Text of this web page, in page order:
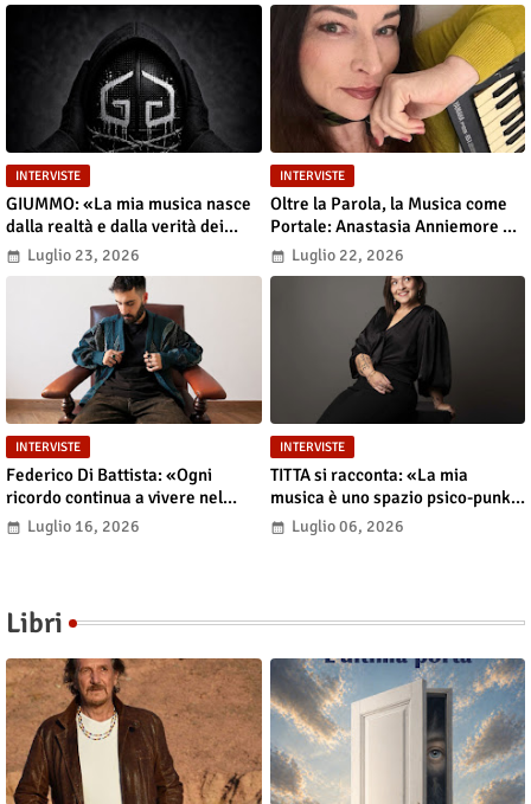
INTERVISTE
GIUMMO: «La mia musica nasce
dalla realtà e dalla verità dei
contenuti»
Luglio 23, 2026
INTERVISTE
Oltre la Parola, la Musica come
Portale: Anastasia Anniemore 24
si Racconta tra Poesia,
Produzione e Nuove Visioni
Luglio 22, 2026
INTERVISTE
Federico Di Battista: «Ogni
ricordo continua a vivere nel
presente»
Luglio 16, 2026
INTERVISTE
TITTA si racconta: «La mia
musica è uno spazio psico-punk
in cui il corpo incarna le storie»
Luglio 06, 2026
Libri